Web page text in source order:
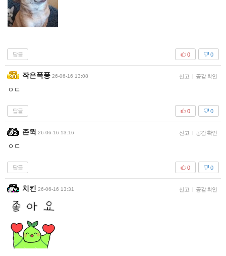
답글 0
0
작은폭풍 26-06-16 13:08 신고 | 공감 확인
ㅇㄷ
답글 0
0
존윅 26-06-16 13:16 신고 | 공감 확인
ㅇㄷ
답글 0
0
치킨 26-06-16 13:31 신고 | 공감 확인